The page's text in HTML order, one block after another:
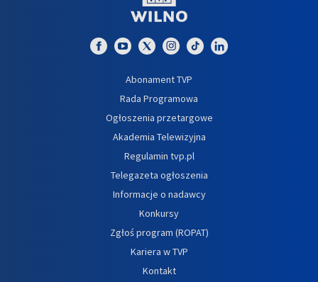
Abonament TVP
Rada Programowa
Ogłoszenia przetargowe
Akademia Telewizyjna
Regulamin tvp.pl
Telegazeta ogłoszenia
Informacje o nadawcy
Konkursy
Zgłoś program (ROPAT)
Kariera w TVP
Kontakt